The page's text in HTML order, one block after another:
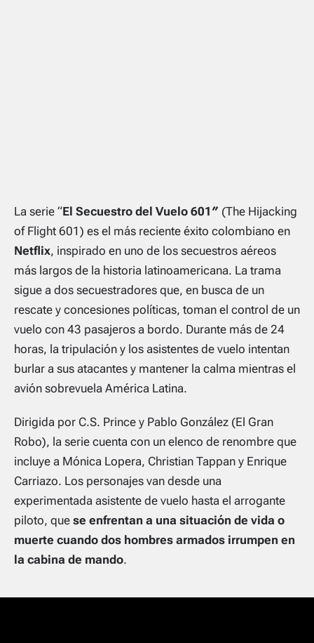
La serie “El Secuestro del Vuelo 601″ (The Hijacking
of Flight 601) es el más reciente éxito colombiano en
Netflix, inspirado en uno de los secuestros aéreos
más largos de la historia latinoamericana. La trama
sigue a dos secuestradores que, en busca de un
rescate y concesiones políticas, toman el control de un
vuelo con 43 pasajeros a bordo. Durante más de 24
horas, la tripulación y los asistentes de vuelo intentan
burlar a sus atacantes y mantener la calma mientras el
avión sobrevuela América Latina.
Dirigida por C.S. Prince y Pablo González (El Gran
Robo), la serie cuenta con un elenco de renombre que
incluye a Mónica Lopera, Christian Tappan y Enrique
Carriazo. Los personajes van desde una
experimentada asistente de vuelo hasta el arrogante
piloto, que se enfrentan a una situación de vida o
muerte cuando dos hombres armados irrumpen en
la cabina de mando.